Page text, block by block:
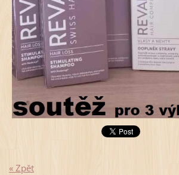
« Zpět